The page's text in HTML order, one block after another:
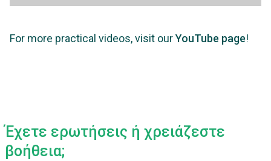
For more practical videos, visit ourYouTube page!
Έχετε ερωτήσεις ή χρειάζεστε
βοήθεια;